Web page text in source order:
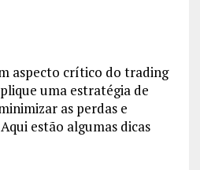
aspecto crítico do trading
uma estratégia de
as perdas e
estão algumas dicas